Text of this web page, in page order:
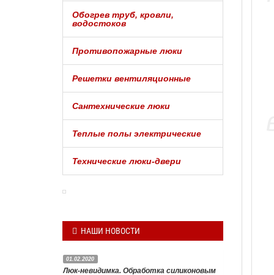
Обогрев труб, кровли,
водостоков
Противопожарные люки
Решетки вентиляционные
Сантехнические люки
Теплые полы электрические
Технические люки-двери
НАШИ НОВОСТИ
01.02.2020
Люк-невидимка. Обработка силиконовым